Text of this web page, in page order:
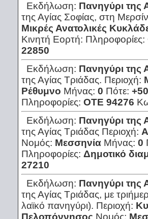
Εκδήλωση: Πανηγύρι της
της Αγίας Σοφίας, στη
Μικρές Ανατολικές
Κινητή Εορτή: Πληροφορίες:
22850
Εκδήλωση: Πανηγύρι της
της Αγίας Τριάδας. Περιοχή:
Ρέθυμνο Μήνας: 0 Πότε: +50
Πληροφορίες: ΟΤΕ 94276
Εκδήλωση: Πανηγύρι της
της Αγίας Τριάδας Περιοχή:
Νομός: Μεσσηνία Μήνας: 0
Πληροφορίες: Δημοτικό
27210
Εκδήλωση: Πανηγύρι της
της Αγίας Τριάδας, με
λαϊκό πανηγύρι). Περιοχή:
Πελοπόννησος Νομός: